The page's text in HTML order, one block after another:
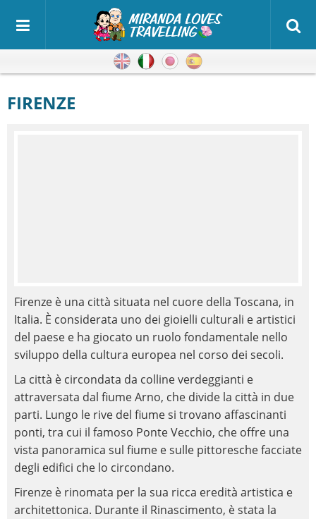
IngleseItalianoGiapponese
FIRENZE
Firenze è una città situata nel cuore della Toscana, in
Italia. È considerata uno dei gioielli culturali e artistici
del paese e ha giocato un ruolo fondamentale nello
sviluppo della cultura europea nel corso dei secoli.
La città è circondata da colline verdeggianti e
attraversata dal fiume Arno, che divide la città in due
parti. Lungo le rive del fiume si trovano affascinanti
ponti, tra cui il famoso Ponte Vecchio, che offre una
vista panoramica sul fiume e sulle pittoresche facciate
degli edifici che lo circondano.
Firenze è rinomata per la sua ricca eredità artistica e
architettonica. Durante il Rinascimento, è stata la